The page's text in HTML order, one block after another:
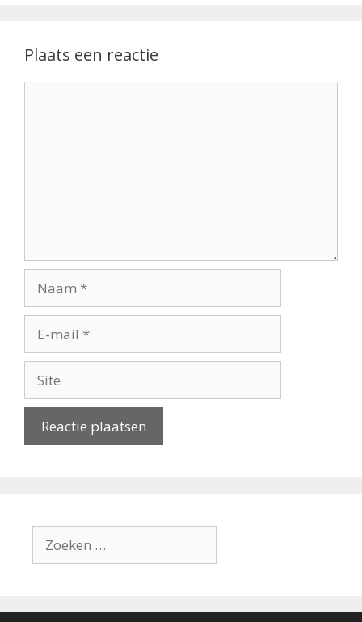
Plaats een reactie
mail
naar: